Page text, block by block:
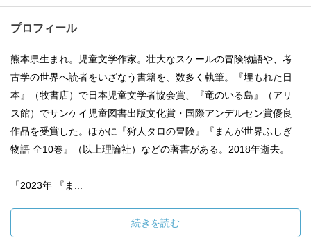
プロフィール
熊本県生まれ。児童文学作家。壮大なスケールの冒険物語や、考
古学の世界へ読者をいざなう書籍を、数多く執筆。『埋もれた日
本』（牧書店）で日本児童文学者協会賞、『竜のいる島』（アリ
ス館）でサンケイ児童図書出版文化賞・国際アンデルセン賞優良
作品を受賞した。ほかに『狩人タロの冒険』『まんが世界ふしぎ
物語 全10巻』（以上理論社）などの著書がある。2018年逝去。
「2023年 『ま...
続きを読む